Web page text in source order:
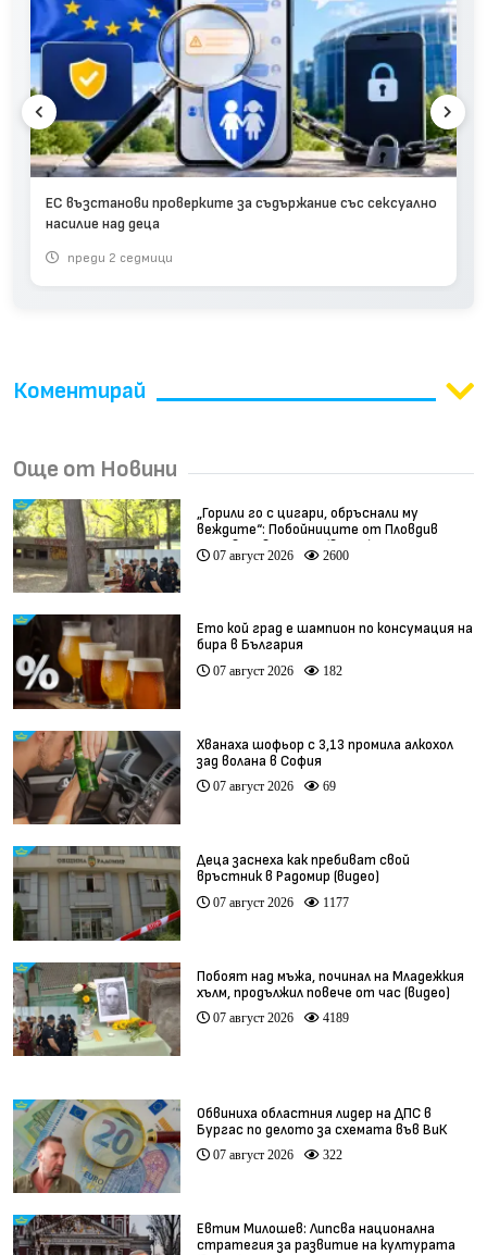
ЕС възстанови проверките за съдържание със сексуално
насилие над деца
преди 2 седмици
Коментирай
Още от Новини
„Горили го с цигари, обръснали му
веждите“: Побойниците от Пловдив
остават в ареста (видео)
07 август 2026 2600
Ето кой град е шампион по консумация на
бира в България
07 август 2026 182
Хванаха шофьор с 3,13 промила алкохол
зад волана в София
07 август 2026 69
Деца заснеха как пребиват свой
връстник в Радомир (видео)
07 август 2026 1177
Побоят над мъжа, починал на Младежкия
хълм, продължил повече от час (видео)
07 август 2026 4189
Обвиниха областния лидер на ДПС в
Бургас по делото за схемата във ВиК
07 август 2026 322
Евтим Милошев: Липсва национална
стратегия за развитие на културата